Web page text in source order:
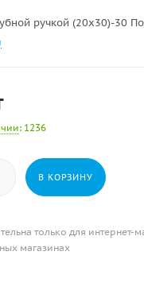
ручкой (20х30)-30
: 1236
В КОРЗИНУ
только для интернет-
магазинах